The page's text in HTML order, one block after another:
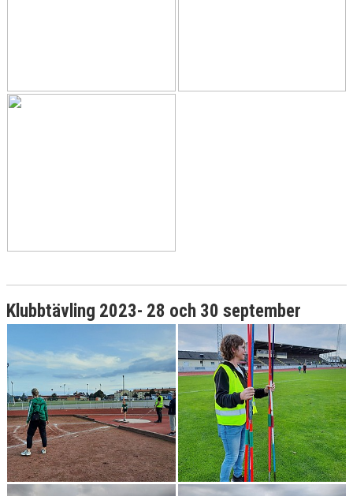
Klubbtävling 2023- 28 och 30 september